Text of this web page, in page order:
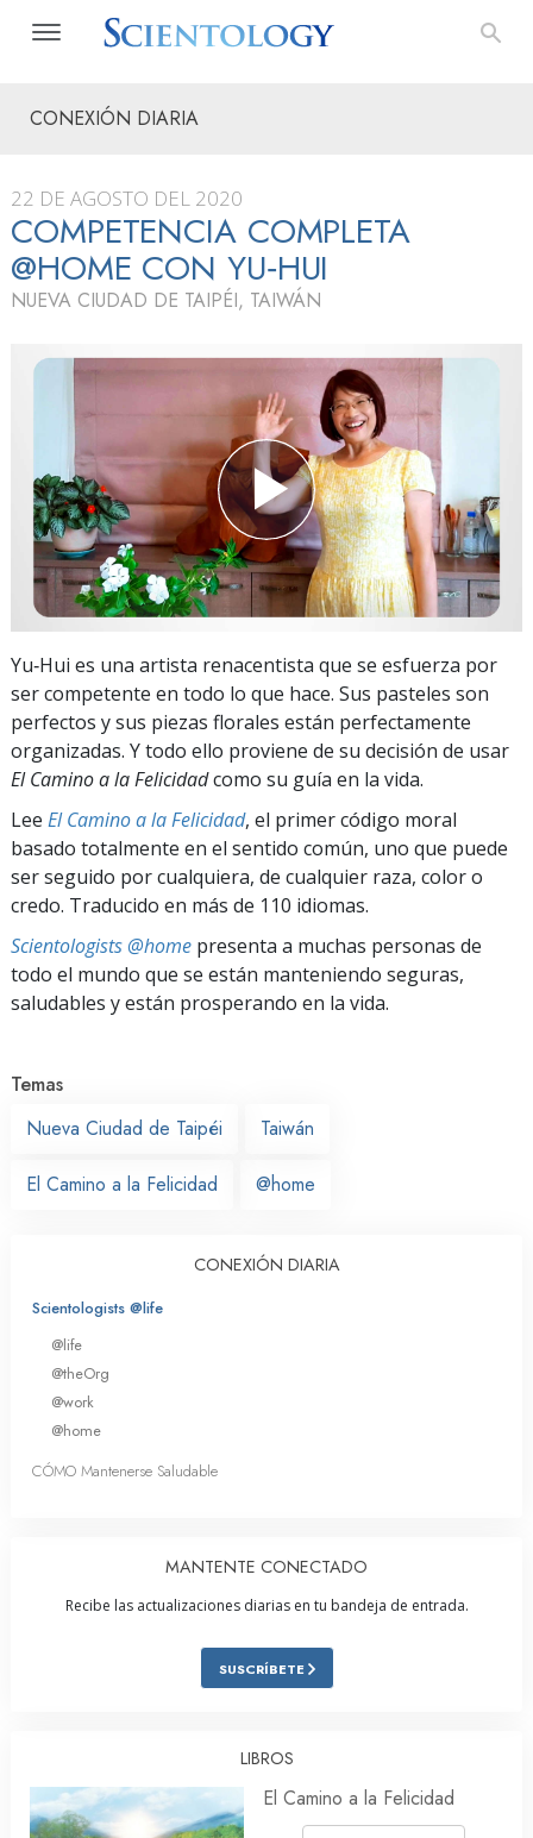
CONEXIÓN DIARIA
22 DE AGOSTO DEL 2020
COMPETENCIA COMPLETA
@HOME CON YU‑HUI
NUEVA CIUDAD DE TAIPÉI, TAIWÁN
Yu‑Hui es una artista renacentista que se esfuerza por
ser competente en todo lo que hace. Sus pasteles son
perfectos y sus piezas florales están perfectamente
organizadas. Y todo ello proviene de su decisión de usar
El Camino a la Felicidadcomo su guía en la vida.
Lee El Camino a la Felicidad, el primer código moral
basado totalmente en el sentido común, uno que puede
ser seguido por cualquiera, de cualquier raza, color o
credo. Traducido en más de 110 idiomas.
Scientologists @home presenta a muchas personas de
todo el mundo que se están manteniendo seguras,
saludables y están prosperando en la vida.
Temas
Nueva Ciudad de Taipéi
Taiwán
El Camino a la Felicidad @home
CONEXIÓN DIARIA
Scientologists @life
@life
@theOrg
@work
@home
CÓMO Mantenerse Saludable
MANTENTE CONECTADO
Recibe las actualizaciones diarias en tu bandeja de entrada.
SUSCRÍBETE
LIBROS
El Camino a la Felicidad